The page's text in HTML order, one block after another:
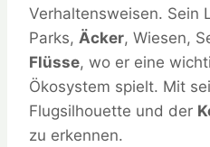
Verhaltensweisen. Sein
Parks, Äcker, Wiesen,
Flüsse, wo er eine
Ökosystem spielt. Mit
Flugsilhouette und der
zu erkennen.